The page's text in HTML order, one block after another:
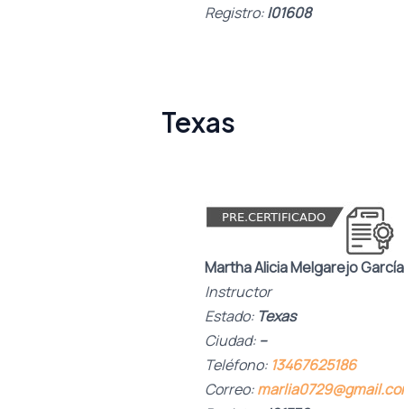
Registro:I01608
Texas
Martha Alicia Melgarejo García
Instructor
Estado: Texas
Ciudad: –
Teléfono: 13467625186
Correo: